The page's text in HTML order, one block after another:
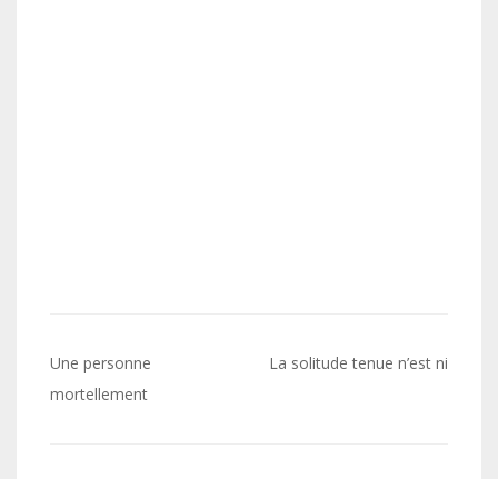
Navigation
de
Une personne
mortellement
La solitude tenue n’est ni